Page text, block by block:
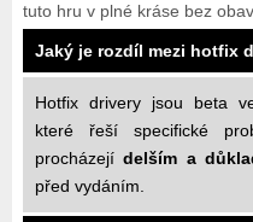
tuto hru v plné kráse bez
Jaký je rozdíl mezi hotfix
Hotfix drivery jsou beta
které řeší specifické
procházejídelším a
před vydáním.